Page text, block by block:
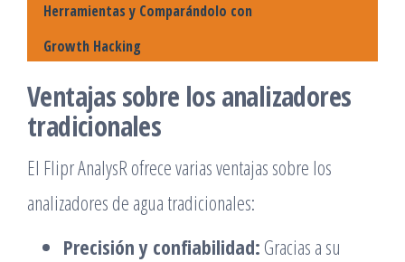
Herramientas y Comparándolo con
Growth Hacking
Ventajas sobre los analizadores
tradicionales
El Flipr AnalysR ofrece varias ventajas sobre los
analizadores de agua tradicionales:
Precisión y confiabilidad: Gracias a su